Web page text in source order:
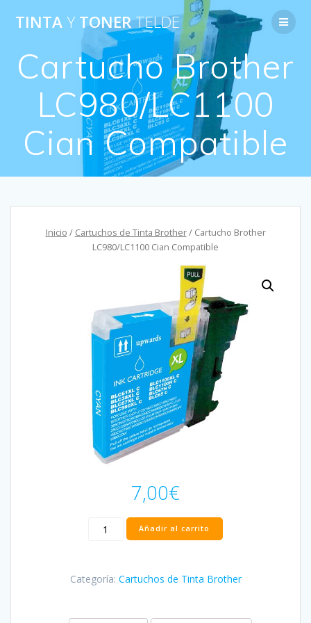
al
contenido
TINTAY TONER TELDE
Cartucho Brother
LC980/LC1100
Cian Compatible
Inicio / Cartuchos de Tinta Brother/ Cartucho Brother
LC980/LC1100 Cian Compatible
7,00€
Cartucho
Brother
Compatible
Añadir al carrito
Categoría: Cartuchos de Tinta Brother